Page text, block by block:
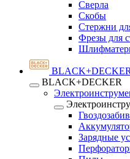
Сверла
Скобы
Стержни
Фрезы для
BLACK+DECKER
BLACK+DECKER
Зарядные